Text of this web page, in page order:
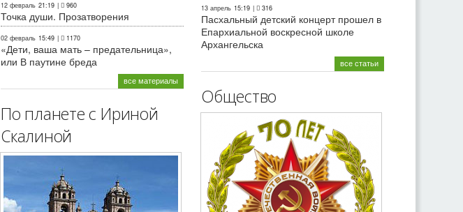
12 февраль 21:19 | 960
Точка души. Прозатворения
02 февраль 15:49 | 1170
«Дети, ваша мать – предательница»,
или В паутине бреда
все материалы
По планете с Ириной
Скалиной
13 апрель 15:19 | 316
Пасхальный детский концерт прошел в
Епархиальной воскресной школе
Архангельска
все статьи
Общество